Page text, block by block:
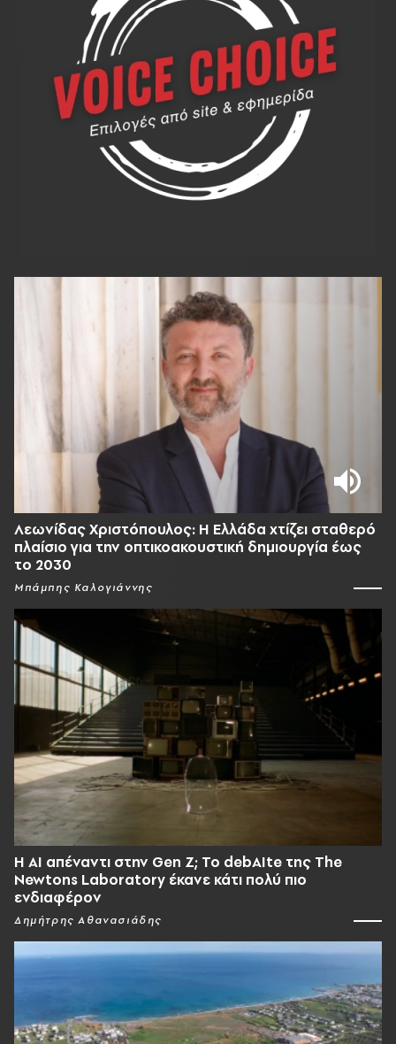
Λεωνίδας Χριστόπουλος: Η Ελλάδα χτίζει σταθερό
πλαίσιο για την οπτικοακουστική δημιουργία έως
το 2030
Μπάμπης Καλογιάννης
Η AI απέναντι στην Gen Z; Το debAIte της The
Newtons Laboratory έκανε κάτι πολύ πιο
ενδιαφέρον
Δημήτρης Αθανασιάδης